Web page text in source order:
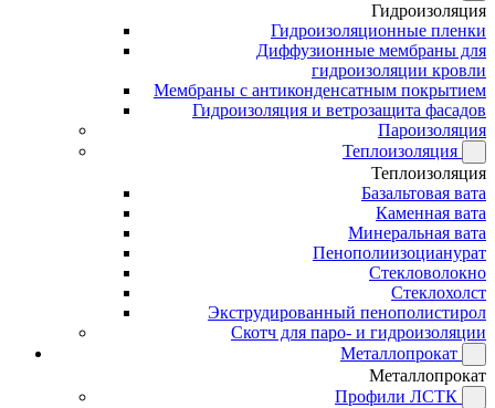
Гидроизоляция
Гидроизоляционные пленки
Диффузионные мембраны для
гидроизоляции кровли
Мембраны с антиконденсатным покрытием
Гидроизоляция и ветрозащита фасадов
Пароизоляция
Теплоизоляция
Теплоизоляция
Базальтовая вата
Каменная вата
Минеральная вата
Пенополиизоцианурат
Стекловолокно
Стеклохолст
Экструдированный пенополистирол
Скотч для паро- и гидроизоляции
Металлопрокат
Металлопрокат
Профили ЛСТК